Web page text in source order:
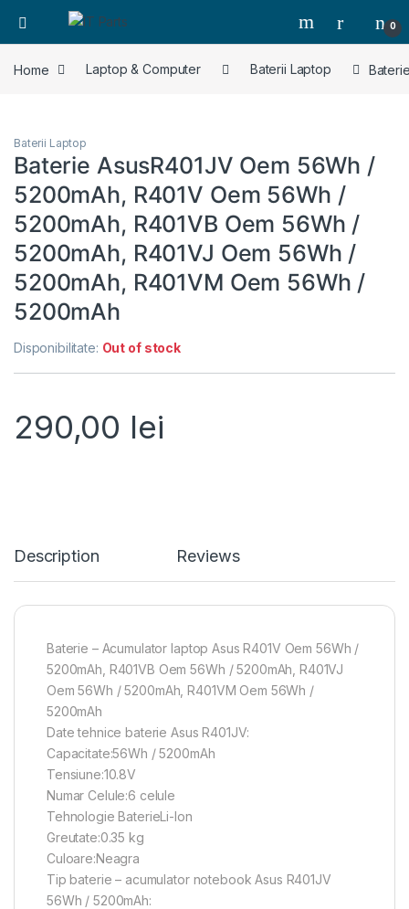
0
Home Laptop & Computer Baterii Laptop
Baterii Laptop
Baterie AsusR401JV Oem 56Wh /
5200mAh, R401V Oem 56Wh /
5200mAh, R401VB Oem 56Wh /
5200mAh, R401VJ Oem 56Wh /
5200mAh, R401VM Oem 56Wh /
5200mAh
Disponibilitate: Out of stock
290,00 lei
Description Reviews
Baterie – Acumulator laptop Asus R401V Oem 56Wh /
5200mAh, R401VB Oem 56Wh / 5200mAh, R401VJ
Oem 56Wh / 5200mAh, R401VM Oem 56Wh /
5200mAh
Date tehnice baterie Asus R401JV:
Capacitate:56Wh / 5200mAh
Tensiune:10.8V
Numar Celule:6 celule
Tehnologie BaterieLi-Ion
Greutate:0.35 kg
Culoare:Neagra
Tip baterie – acumulator notebook Asus R401JV
56Wh / 5200mAh: